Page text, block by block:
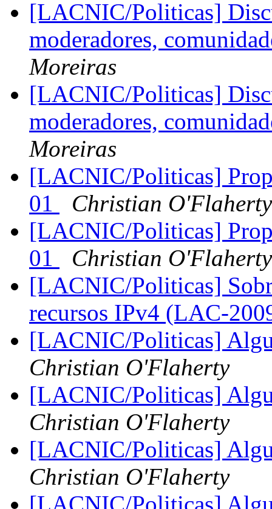
[LACNIC/Politicas]
moderadores,
Moreiras
[LACNIC/Politicas]
moderadores,
Moreiras
[LACNIC/Politicas]
01
Christian O'Flaherty
[LACNIC/Politicas]
01
Christian O'Flaherty
[LACNIC/Politicas]
recursos IPv4 (LAC-
[LACNIC/Politicas]
Christian O'Flaherty
[LACNIC/Politicas]
Christian O'Flaherty
[LACNIC/Politicas]
Christian O'Flaherty